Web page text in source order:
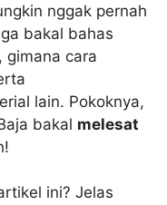
nggak pernah
bakal bahas
gimana cara
lain. Pokoknya,
bakal melesat
ini? Jelas